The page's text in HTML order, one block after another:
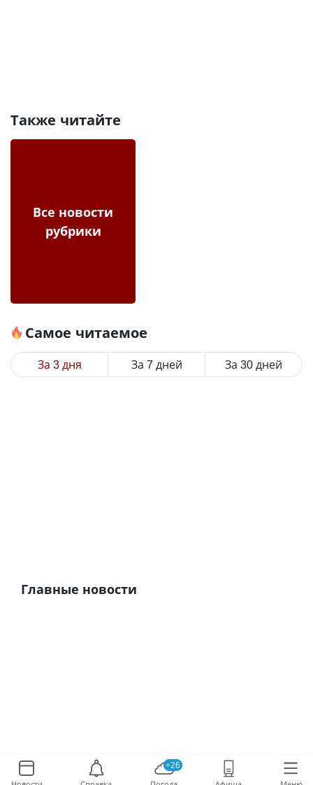
Также читайте
Все новости
рубрики
Самое читаемое
За 3 дня За 7 дней За 30 дней
Главные новости
+26